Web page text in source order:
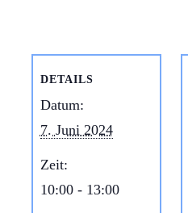
DETAILS
Datum:
7. Juni 2024
Zeit:
10:00 - 13:00